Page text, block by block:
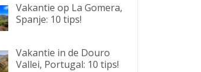
Vakantie op La Gomera,
Spanje: 10 tips!
Vakantie in de Douro
Vallei, Portugal: 10 tips!